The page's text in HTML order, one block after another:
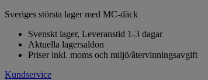
Sveriges största lager med MC-däck
Svenskt lager, Leveranstid 1-3 dagar
Aktuella lagersaldon
Priser inkl. moms och miljö/återvinningsavgift
Kundservice